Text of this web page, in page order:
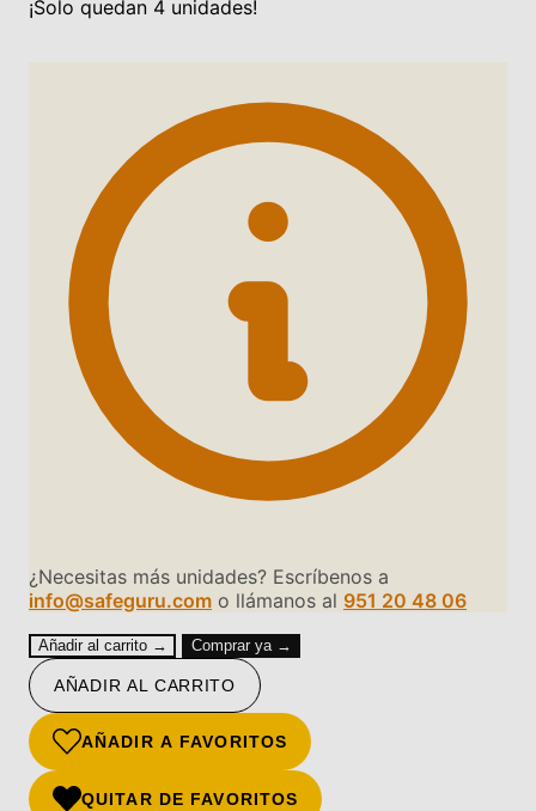
¡Solo quedan 4 unidades!
¿Necesitas más unidades? Escríbenos a
info@safeguru.com o llámanos al 951 20 48 06
Añadir al carrito → Comprar ya →
AÑADIR AL CARRITO
AÑADIR A FAVORITOS
QUITAR DE FAVORITOS